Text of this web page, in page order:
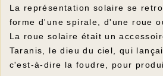
La représentation solaire se
forme d'une spirale, d'une roue
La roue solaire était un
Taranis, le dieu du ciel, qui
c'est-à-dire la foudre, pour